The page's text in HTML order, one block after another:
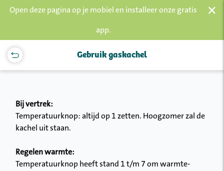
Open deze pagina op je mobiel en installeer onze gratis
app.
×
Gebruik gaskachel
Bij vertrek:
Temperatuurknop: altijd op 1 zetten. Hoogzomer zal de
kachel uit staan.
Regelen warmte:
Temperatuurknop heeft stand 1 t/m 7 om warmte-